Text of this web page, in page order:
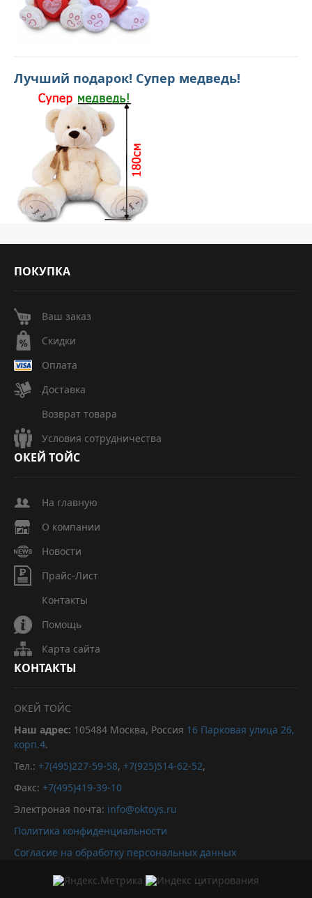
Лучший подарок! Супер медведь!
ПОКУПКА
Ваш заказ
Скидки
Оплата
Доставка
Возврат товара
Условия сотрудничества
ОКЕЙ ТОЙС
На главную
О компании
Новости
Прайс-Лист
Контакты
Помощь
Карта сайта
КОНТАКТЫ
ОКЕЙ ТОЙС
Наш адрес: 105484 Москва, Россия 16 Парковая улица 26,
корп.4.
Тел.: +7(495)227-59-58, +7(925)514-62-52,
Факс: +7(495)419-39-10
Электроная почта: info@oktoys.ru
Политика конфиденциальности
Согласие на обработку персональных данных